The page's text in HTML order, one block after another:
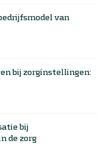
van
bij zorginstellingen:
bij
de zorg